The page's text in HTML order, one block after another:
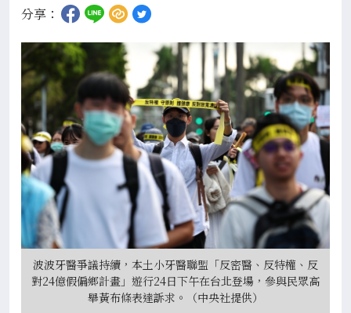
分享：
波波牙醫爭議持續，本土小牙醫聯盟「反密醫、反特權、反
對24億假偏鄉計畫」遊行24日下午在台北登場，參與民眾高
舉黃布條表達訴求。（中央社提供）